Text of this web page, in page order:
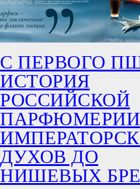
С ПЕРВОГО
ИСТОРИЯ
РОССИЙСКОЙ
ДУХОВ ДО
НИШЕВЫХ